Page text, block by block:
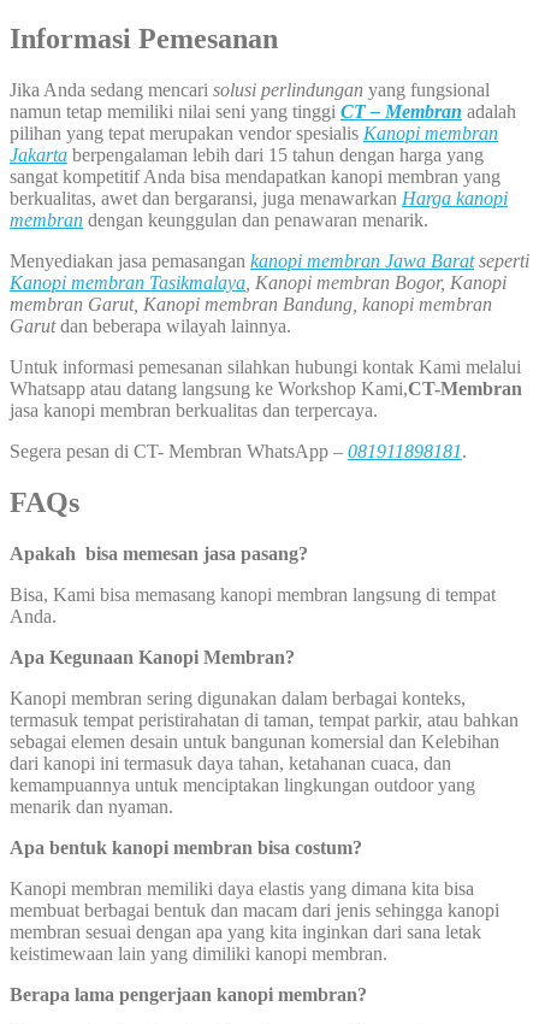
Informasi Pemesanan
Jika Anda sedang mencari solusi perlindungan yang fungsional
namun tetap memiliki nilai seni yang tinggi CT – Membran adalah
pilihan yang tepat merupakan vendor spesialis Kanopi membran
Jakarta berpengalaman lebih dari 15 tahun dengan harga yang
sangat kompetitif Anda bisa mendapatkan kanopi membran yang
berkualitas, awet dan bergaransi, juga menawarkan Harga kanopi
membran dengan keunggulan dan penawaran menarik.
Menyediakan jasa pemasangan kanopi membran Jawa Baratseperti
Kanopi membran Tasikmalaya , Kanopi membran Bogor, Kanopi
membran Garut, Kanopi membran Bandung, kanopi membran
Garutdan beberapa wilayah lainnya.
Untuk informasi pemesanan silahkan hubungi kontak Kami melalui
Whatsapp atau datang langsung ke Workshop Kami,CT-Membran
jasa kanopi membran berkualitas dan terpercaya.
Segera pesan di CT- Membran WhatsApp – 081911898181.
FAQs
Apakah bisa memesan jasa pasang?
Bisa, Kami bisa memasang kanopi membran langsung di tempat
Anda.
Apa Kegunaan Kanopi Membran?
Kanopi membran sering digunakan dalam berbagai konteks,
termasuk tempat peristirahatan di taman, tempat parkir, atau bahkan
sebagai elemen desain untuk bangunan komersial dan Kelebihan
dari kanopi ini termasuk daya tahan, ketahanan cuaca, dan
kemampuannya untuk menciptakan lingkungan outdoor yang
menarik dan nyaman.
Apa bentuk kanopi membran bisa costum?
Kanopi membran memiliki daya elastis yang dimana kita bisa
membuat berbagai bentuk dan macam dari jenis sehingga kanopi
membran sesuai dengan apa yang kita inginkan dari sana letak
keistimewaan lain yang dimiliki kanopi membran.
Berapa lama pengerjaan kanopi membran?